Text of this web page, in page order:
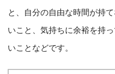
と、自分の自由な時間が持
いこと、気持ちに余裕を持
いことなどです。